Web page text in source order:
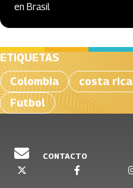
en Brasil
ETIQUETAS
Colombia
costa rica
Futbol
CONTACTO